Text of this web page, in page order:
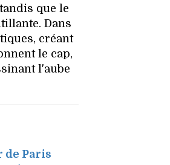
que le
Dans
créant
le cap,
l'aube
de Paris